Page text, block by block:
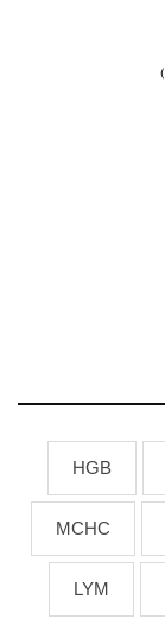
HGB
MCHC
LYM